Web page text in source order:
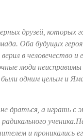
друзей, которых
Оба будущих
в человечество и
люди
были одним целым и
драться, а играть с
и проникались